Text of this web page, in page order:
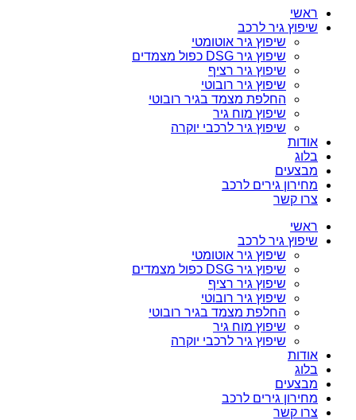
ראשי
שיפוץ גיר לרכב
שיפוץ גיר אוטומטי
שיפוץ גיר DSG כפול מצמדים
שיפוץ גיר רציף
שיפוץ גיר רובוטי
החלפת מצמד בגיר רובוטי
שיפוץ מוח גיר
שיפוץ גיר לרכבי יוקרה
אודות
בלוג
מבצעים
מחירון גירים לרכב
צרו קשר
ראשי
שיפוץ גיר לרכב
שיפוץ גיר אוטומטי
שיפוץ גיר DSG כפול מצמדים
שיפוץ גיר רציף
שיפוץ גיר רובוטי
החלפת מצמד בגיר רובוטי
שיפוץ מוח גיר
שיפוץ גיר לרכבי יוקרה
אודות
בלוג
מבצעים
מחירון גירים לרכב
צרו קשר